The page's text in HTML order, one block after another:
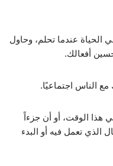
الحياة عندما تحلم، وحاول
أفعالك.
الناس اجتماعيًا.
الوقت، أو أن جزءاً
تعمل فيه أو البدء